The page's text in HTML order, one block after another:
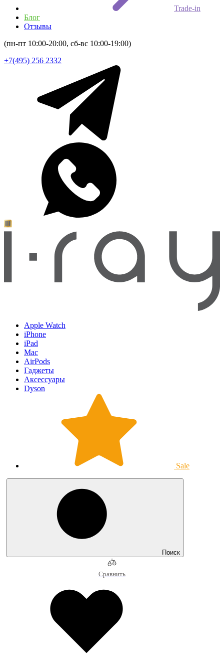
Trade-in
Блог
Отзывы
(пн-пт 10:00-20:00, сб-вс 10:00-19:00)
+7(495) 256 2332
Apple Watch
iPhone
iPad
Mac
AirPods
Гаджеты
Аксессуары
Dyson
Sale
Поиск
Сравнить